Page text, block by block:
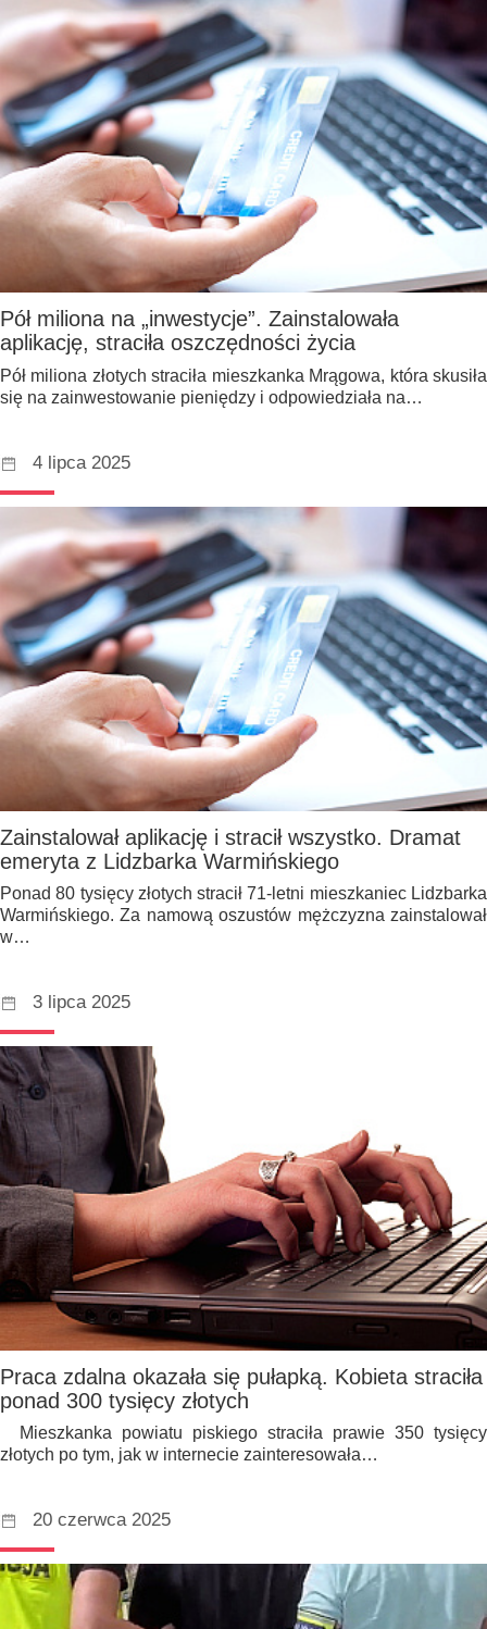
Pół miliona na „inwestycje”. Zainstalowała
aplikację, straciła oszczędności życia
Pół miliona złotych straciła mieszkanka Mrągowa, która skusiła
się na zainwestowanie pieniędzy i odpowiedziała na…
4 lipca 2025
Zainstalował aplikację i stracił wszystko. Dramat
emeryta z Lidzbarka Warmińskiego
Ponad 80 tysięcy złotych stracił 71-letni mieszkaniec Lidzbarka
Warmińskiego. Za namową oszustów mężczyzna zainstalował
w…
3 lipca 2025
Praca zdalna okazała się pułapką. Kobieta straciła
ponad 300 tysięcy złotych
Mieszkanka powiatu piskiego straciła prawie 350 tysięcy
złotych po tym, jak w internecie zainteresowała…
20 czerwca 2025